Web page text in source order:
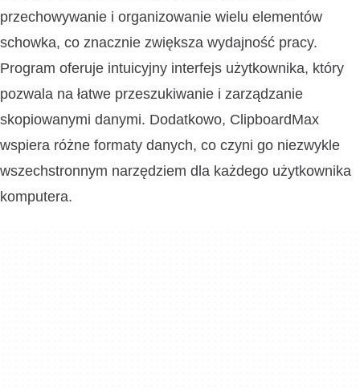
przechowywanie i organizowanie wielu elementów
schowka, co znacznie zwiększa wydajność pracy.
Program oferuje intuicyjny interfejs użytkownika, który
pozwala na łatwe przeszukiwanie i zarządzanie
skopiowanymi danymi. Dodatkowo, ClipboardMax
wspiera różne formaty danych, co czyni go niezwykle
wszechstronnym narzędziem dla każdego użytkownika
komputera.